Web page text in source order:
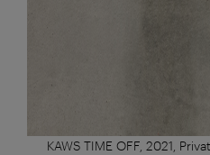
KAWS TIME OFF, 2021,